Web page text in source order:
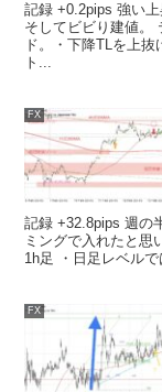
記録 +0.2pips 強い
そしてビビり建値。
ド。・下降TLを上
ト...
FX
記録 +32.8pips 週の
ミングで入れたと思
1h足 ・日足レベル
FX